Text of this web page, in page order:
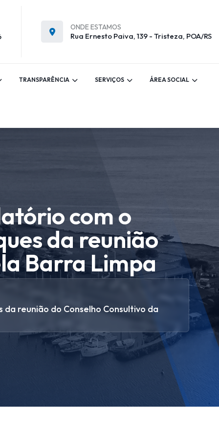
ONDE ESTAMOS
Rua Ernesto Paiva, 139 - Tristeza, POA/RS
TRANSPARÊNCIA SERVIÇOS ÁREA SOCIAL
com o
da reunião
Barra Limpa
reunião do Conselho Consultivo da